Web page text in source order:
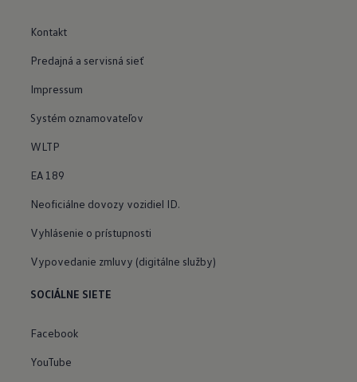
Kontakt
Predajná a servisná sieť
Impressum
Systém oznamovateľov
WLTP
EA 189
Neoficiálne dovozy vozidiel ID.
Vyhlásenie o prístupnosti
Vypovedanie zmluvy (digitálne služby)
SOCIÁLNE SIETE
Facebook
YouTube